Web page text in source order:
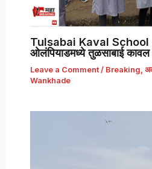
Tulsabai Kaval School
ओलंपियाडमध्ये तुळसाबाई कावल
Leave a Comment / Breaking
Wankhade